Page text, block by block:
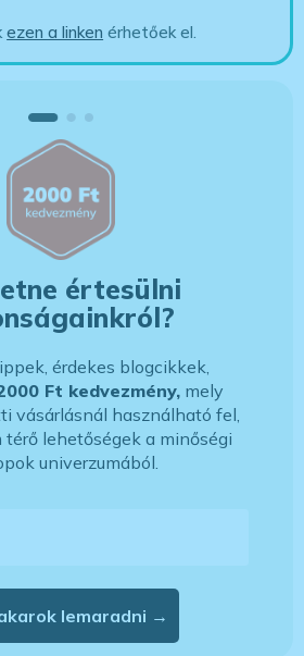
ezen a linken érhetőek el.
értesülni
érdekes blogcikkek,
Ft kedvezmény, mely
vásárlásnál használható fel,
térő lehetőségek a minőségi
univerzumából.
Nem akarok lemaradni →